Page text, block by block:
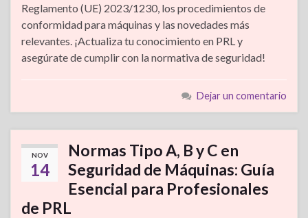
Reglamento (UE) 2023/1230, los procedimientos de
conformidad para máquinas y las novedades más
relevantes. ¡Actualiza tu conocimiento en PRL y
asegúrate de cumplir con la normativa de seguridad!
Dejar un comentario
NOV
14
Normas Tipo A, B y C en
Seguridad de Máquinas: Guía
Esencial para Profesionales
de PRL